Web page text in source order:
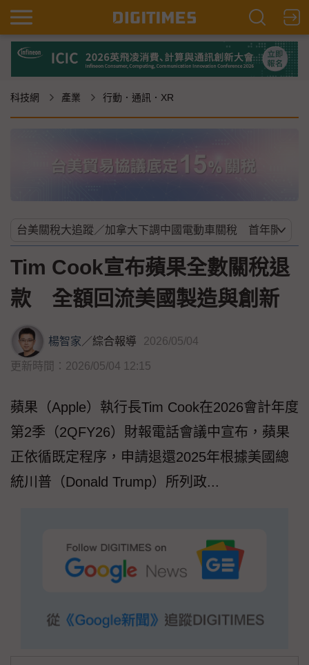
科技網 產業 行動．通訊．XR
Tim Cook宣布蘋果全數關稅退
款 全額回流美國製造與創新
楊智家 ／綜合報導 2026/05/04
更新時間：2026/05/04 12:15
蘋果（Apple）執行長Tim Cook在2026會計年度
第2季（2QFY26）財報電話會議中宣布，蘋果
正依循既定程序，申請退還2025年根據美國總
統川普（Donald Trump）所列政...